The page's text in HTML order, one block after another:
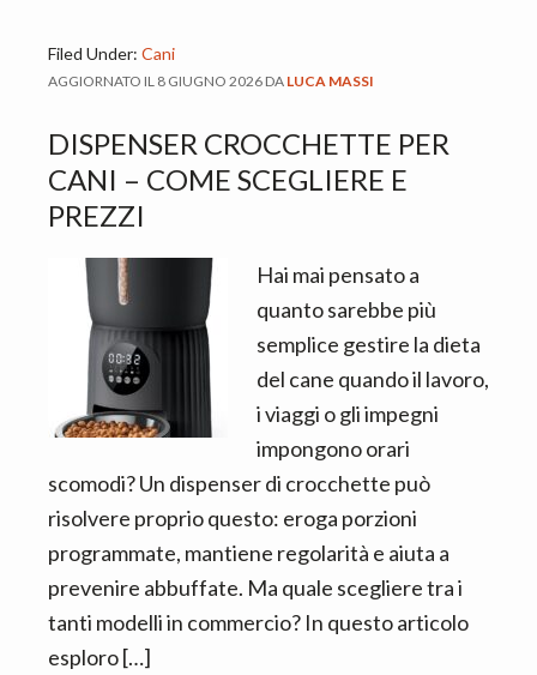
Filed Under: Cani
AGGIORNATO IL 8 GIUGNO 2026 DA LUCA MASSI
DISPENSER CROCCHETTE PER
CANI​ – COME SCEGLIERE E
PREZZI
Hai mai pensato a
quanto sarebbe più
semplice gestire la dieta
del cane quando il lavoro,
i viaggi o gli impegni
impongono orari
scomodi? Un dispenser di crocchette può
risolvere proprio questo: eroga porzioni
programmate, mantiene regolarità e aiuta a
prevenire abbuffate. Ma quale scegliere tra i
tanti modelli in commercio? In questo articolo
esploro […]